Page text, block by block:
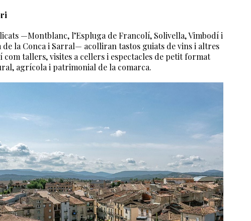
—Montblanc, l’Espluga de Francolí, Solivella, Vimbodí i
la Conca i Sarral— acolliran tastos guiats de vins i altres
tallers, visites a cellers i espectacles de petit format
agrícola i patrimonial de la comarca.